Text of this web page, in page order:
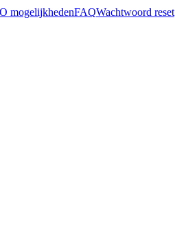
mogelijkhedenFAQWachtwoord reset